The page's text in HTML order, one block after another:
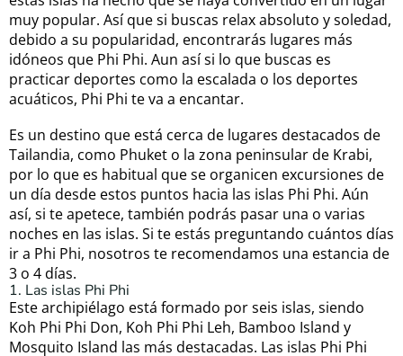
muy popular. Así que si buscas relax absoluto y soledad,
debido a su popularidad, encontrarás lugares más
idóneos que Phi Phi. Aun así si lo que buscas es
practicar deportes como la escalada o los deportes
acuáticos, Phi Phi te va a encantar.
Es un destino que está cerca de lugares destacados de
Tailandia, como Phuket o la zona peninsular de Krabi,
por lo que es habitual que se organicen excursiones de
un día desde estos puntos hacia las islas Phi Phi. Aún
así, si te apetece, también podrás pasar una o varias
noches en las islas. Si te estás preguntando cuántos días
ir a Phi Phi, nosotros te recomendamos una estancia de
3 o 4 días.
1. Las islas Phi Phi
Este archipiélago está formado por seis islas, siendo
Koh Phi Phi Don, Koh Phi Phi Leh, Bamboo Island y
Mosquito Island las más destacadas. Las islas Phi Phi